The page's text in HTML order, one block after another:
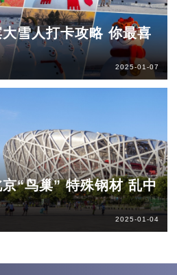
雪人打卡攻略 你最喜
2025-01-07
“鸟巢” 特殊钢材 乱中
2025-01-04